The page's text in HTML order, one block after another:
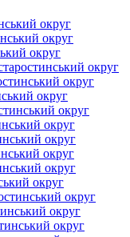
округ
округ
округ
округ
округ
округ
округ
округ
округ
округ
округ
округ
округ
округ
округ